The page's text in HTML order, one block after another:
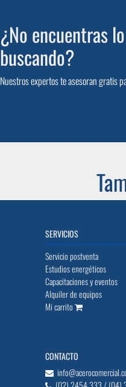
¿No encuentras
buscando?
Nuestros expertos te asesoran gratis
SERVICIOS
Servicio postventa
Estudios energéticos
Capacitaciones y eventos
Alquiler de equipos
Mi carrito
CONTACTO